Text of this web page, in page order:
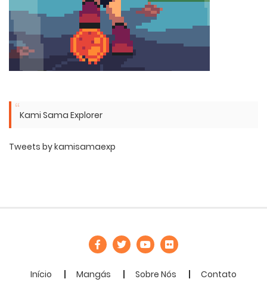
Kami Sama Explorer
Tweets by kamisamaexp
Início Mangás Sobre Nós Contato